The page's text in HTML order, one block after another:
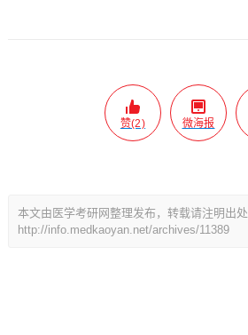
赞(2) 微海报
本文由医学考研网整理发布，转载请注明出处
http://info.medkaoyan.net/archives/11389